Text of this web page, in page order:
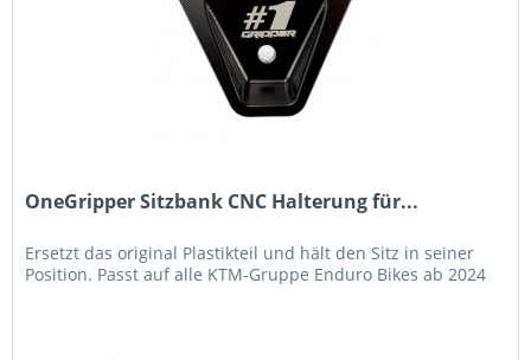
OneGripper Sitzbank CNC Halterung für...
Ersetzt das original Plastikteil und hält den Sitz in seiner
Position. Passt auf alle KTM-Gruppe Enduro Bikes ab 2024